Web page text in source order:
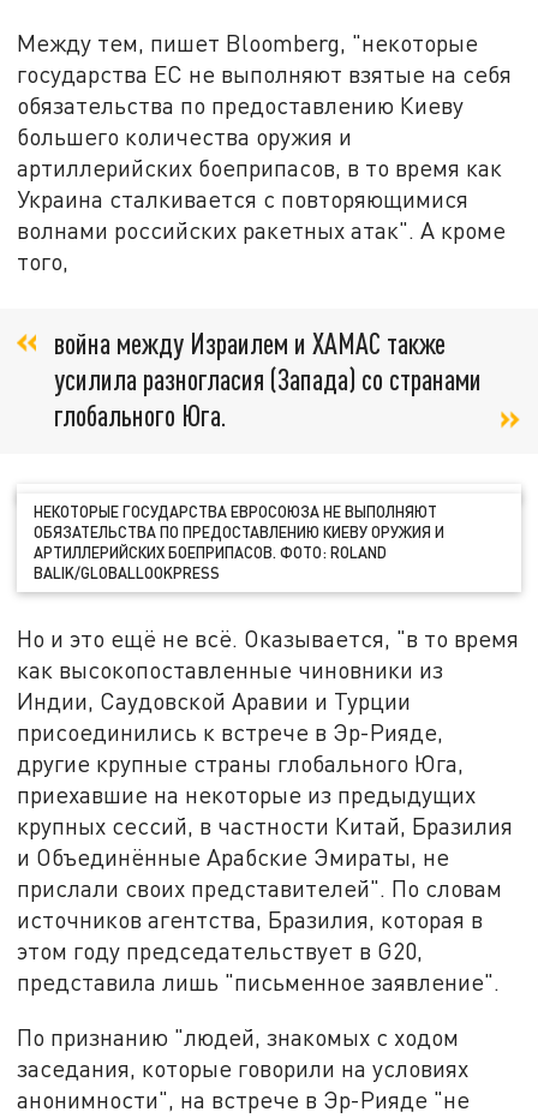
Между тем, пишет Bloomberg, "некоторые
государства ЕС не выполняют взятые на себя
обязательства по предоставлению Киеву
большего количества оружия и
артиллерийских боеприпасов, в то время как
Украина сталкивается с повторяющимися
волнами российских ракетных атак". А кроме
того,
война между Израилем и ХАМАС также
усилила разногласия (Запада) со странами
глобального Юга.
НЕКОТОРЫЕ ГОСУДАРСТВА ЕВРОСОЮЗА НЕ ВЫПОЛНЯЮТ
ОБЯЗАТЕЛЬСТВА ПО ПРЕДОСТАВЛЕНИЮ КИЕВУ ОРУЖИЯ И
АРТИЛЛЕРИЙСКИХ БОЕПРИПАСОВ. ФОТО: ROLAND
BALIK/GLОBALLООKPRЕSS
Но и это ещё не всё. Оказывается, "в то время
как высокопоставленные чиновники из
Индии, Саудовской Аравии и Турции
присоединились к встрече в Эр-Рияде,
другие крупные страны глобального Юга,
приехавшие на некоторые из предыдущих
крупных сессий, в частности Китай, Бразилия
и Объединённые Арабские Эмираты, не
прислали своих представителей". По словам
источников агентства, Бразилия, которая в
этом году председательствует в G20,
представила лишь "письменное заявление".
По признанию "людей, знакомых с ходом
заседания, которые говорили на условиях
анонимности", на встрече в Эр-Рияде "не